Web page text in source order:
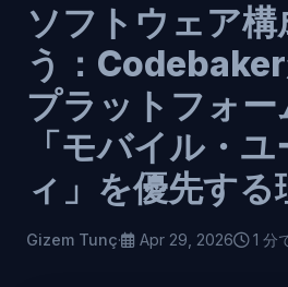
ソフトウェア構
う：
プラットフォー
「モバイル・
ィ」を優先する
Gizem Tunç· Apr 29, 2026 1 分